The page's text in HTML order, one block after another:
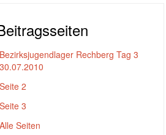
Bezirksjugendlager Rechberg Tag 3
30.07.2010
Seite 2
Seite 3
Alle Seiten